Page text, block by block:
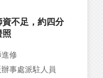
資不足，約四分
照
修
事處派駐人員